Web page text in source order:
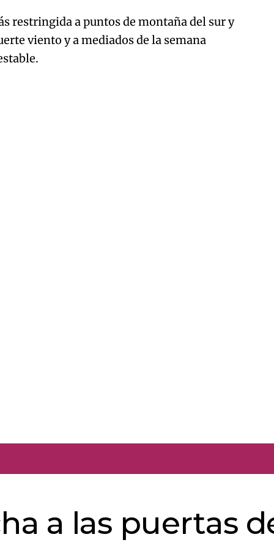
restringida a puntos de montaña del sur y
viento y a mediados de la semana
a las puertas